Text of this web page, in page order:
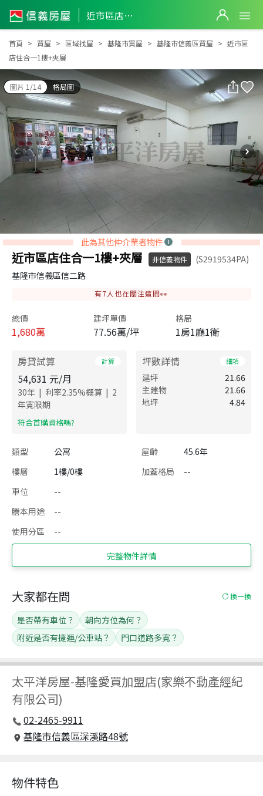
近市區店住合一1樓+夾層
近市區店住合一1樓+夾層
首頁 買屋 區域找屋 基隆市買屋 基隆市信義區買屋
近市區
店住合一1樓+夾層
圖片 1/14 格局圖
此為其他仲介業者物件
近市區店住合一1樓+夾層 非信義物件
(S2919534PA)
基隆市信義區信二路
有7人也在關注這間👀
總價
1,680萬
建坪單價
77.56萬/坪
格局
1房1廳1衛
房貸試算 計算
54,631 元/月
30年 | 利率2.35%概算 | 2
年寬限期
​符合首購資格嗎?
坪數詳情 細項
建坪
21.66
主建物
21.66
地坪
4.84
類型 公寓 屋齡
45.6年
樓層
1樓/0樓 加蓋格局
--
車位
--
謄本用途
--
使用分區
--
完整物件詳情
太平洋房屋-基隆愛買加盟店(家樂不動產經紀
有限公司)
02-2465-9911
基隆市信義區深溪路48號
大家都在問 換一換
是否帶有車位？
朝向方位為何？
附近是否有捷運/公車站？
門口道路多寬？
物件特色